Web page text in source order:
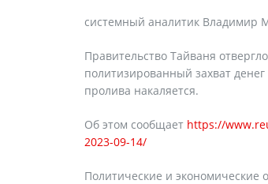
системный аналитик Владимир
Правительство Тайваня
политизированный захват
пролива накаляется.
Об этом сообщает https://
2023-09-14/
Политические и